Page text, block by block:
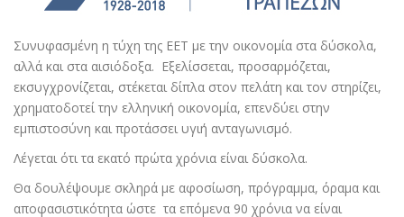
Συνυφασμένη η τύχη της ΕΕΤ με την οικονομία στα δύσκολα,
αλλά και στα αισιόδοξα. Εξελίσσεται, προσαρμόζεται,
εκσυγχρονίζεται, στέκεται δίπλα στον πελάτη και τον στηρίζει,
χρηματοδοτεί την ελληνική οικονομία, επενδύει στην
εμπιστοσύνη και προτάσσει υγιή ανταγωνισμό.
Λέγεται ότι τα εκατό πρώτα χρόνια είναι δύσκολα.
Θα δουλέψουμε σκληρά με αφοσίωση, πρόγραμμα, όραμα και
αποφασιστικότητα ώστε τα επόμενα 90 χρόνια να είναι